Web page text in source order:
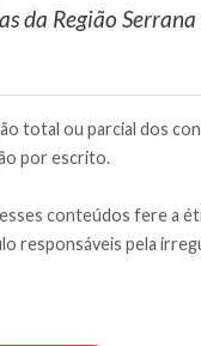
da Região Serrana
total ou parcial dos
por escrito.
conteúdos fere a
responsáveis pela